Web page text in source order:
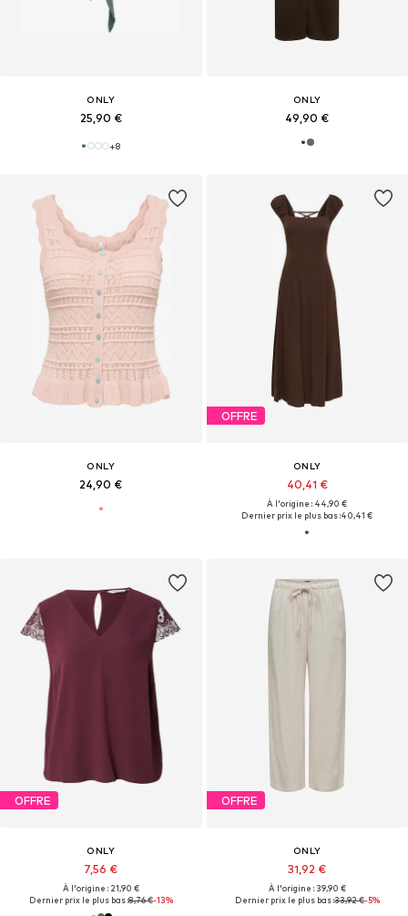
ONLY
25,90 €
+8
ONLY
49,90 €
ONLY
24,90 €
OFFRE
ONLY
40,41 €
À l'origine : 44,90 €
Dernier prix le plus bas :40,41 €
OFFRE
ONLY
7,56 €
À l'origine : 21,90 €
Dernier prix le plus bas :8,76 €-13%
OFFRE
ONLY
31,92 €
À l'origine : 39,90 €
Dernier prix le plus bas :33,92 €-5%